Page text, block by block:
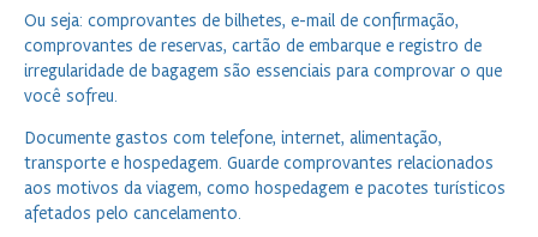
Ou seja: comprovantes de bilhetes, e-mail de confirmação,
comprovantes de reservas, cartão de embarque e registro de
irregularidade de bagagem são essenciais para comprovar o que
você sofreu.
Documente gastos com telefone, internet, alimentação,
transporte e hospedagem. Guarde comprovantes relacionados
aos motivos da viagem, como hospedagem e pacotes turísticos
afetados pelo cancelamento.